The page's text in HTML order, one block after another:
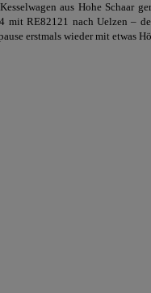
aus Hohe Schaar
mit RE82121 nach Uelzen –
erstmals wieder mit etwas